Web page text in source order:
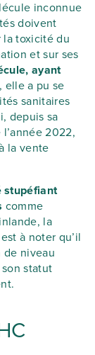
inconnue
doivent
la toxicité du
et sur ses
ayant
, elle a pu se
sanitaires
depuis sa
2022,
la vente
stupéfiant
comme
la
à noter qu’il
de niveau
statut